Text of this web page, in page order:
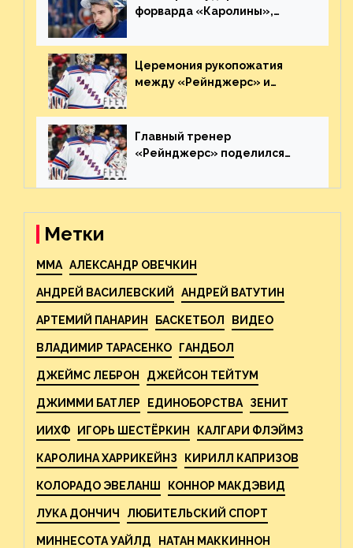
форварда «Каролины»,
пятаке. Видео
Церемония рукопожатия
между «Рейнджерс» и
матча плей-офф. Видео
Главный тренер
«Рейнджерс» поделился
предстоящего финала
Метки
MMA АЛЕКСАНДР ОВЕЧКИН
АНДРЕЙ ВАСИЛЕВСКИЙ АНДРЕЙ ВАТУТИН
АРТЕМИЙ ПАНАРИН БАСКЕТБОЛ ВИДЕО
ВЛАДИМИР ТАРАСЕНКО ГАНДБОЛ
ДЖЕЙМС ЛЕБРОН ДЖЕЙСОН ТЕЙТУМ
ДЖИММИ БАТЛЕР ЕДИНОБОРСТВА ЗЕНИТ
ИИХФ ИГОРЬ ШЕСТЁРКИН КАЛГАРИ ФЛЭЙМЗ
КАРОЛИНА ХАРРИКЕЙНЗ КИРИЛЛ КАПРИЗОВ
КОЛОРАДО ЭВЕЛАНШ КОННОР МАКДЭВИД
ЛУКА ДОНЧИЧ ЛЮБИТЕЛЬСКИЙ СПОРТ
МИННЕСОТА УАЙЛД НАТАН МАККИННОН